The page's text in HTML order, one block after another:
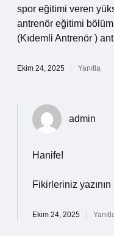
spor eğitimi veren
antrenör eğitimi
(Kıdemli Antrenör )
Ekim 24, 2025 Yanıtla
admin
Hanife!
Fikirleriniz yazının
Ekim 24, 2025